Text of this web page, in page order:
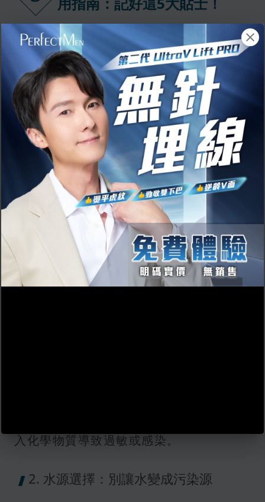
1. 選購攻略：功能與安全要兼顧
加濕器雖然看似簡單，但選購時仍需多加
留意，才能有效提升空氣濕度又避免衍生
問題。
• 根據空間選型號：依據房間大小選擇不
同加濕量的機型，小空間選大台加濕器，
反而會造成過濕，增加細菌黴菌與懸浮粒
子滋生的風險。
• 韓國熱銷不等於萬用：市面上不少來自
韓國的超音波加濕器深受歡迎，但仍需評
估電器安全認證是否合規，避免潛藏短路
入化學物質導致過敏或感染。
2. 水源選擇：別讓水變成污染源